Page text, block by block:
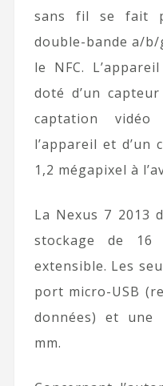
sans fil se fait
double-bande a/
le NFC.
doté d’un
captation
l’appareil et d’un
1,2 mégapixel à
La Nexus 7 2013
stockage de
extensible. Les
port micro-USB
données) et une
mm.